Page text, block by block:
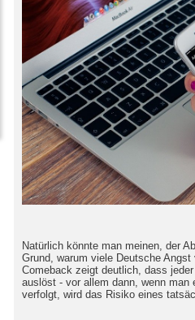
Natürlich könnte man meinen, der
Grund, warum viele Deutsche
Comeback zeigt deutlich, dass
auslöst - vor allem dann, wenn man
verfolgt, wird das Risiko eines